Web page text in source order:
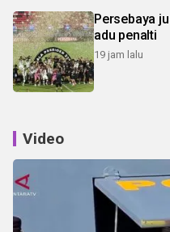
Persebaya
adu penalti
19 jam lalu
Video